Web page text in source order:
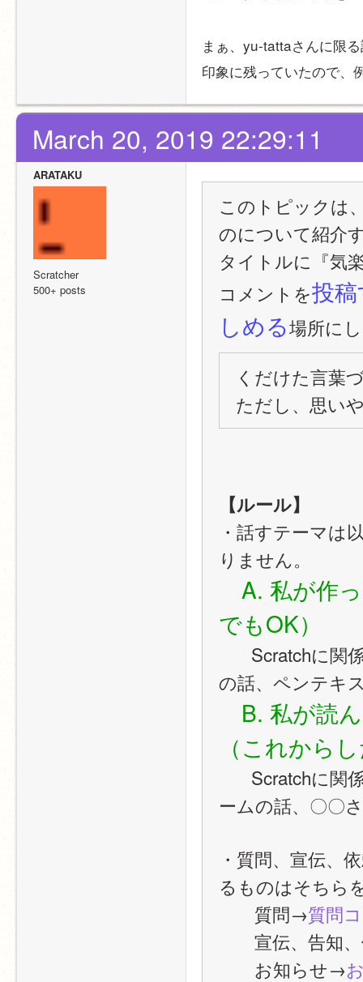
まぁ、yu-tattaさんに限
印象に残っていたので、
March 20, 2019 22:29:11
ARATAKU
Scratcher
500+ posts
このトピックは
のについて紹介
タイトルに『気
コメントを投
しめる場所に
くだけた言葉
ただし、思い
【ルール】
・話すテーマは
りません。
A. 私が作
でもOK）
の話、ペンテキ
B. 私が読
（これから
ームの話、〇〇
・質問、宣伝、
るものはそちら
質問→質問
宣伝、告知
お知らせ→